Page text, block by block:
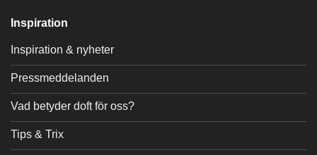
Inspiration
Inspiration & nyheter
Pressmeddelanden
Vad betyder doft för oss?
Tips & Trix